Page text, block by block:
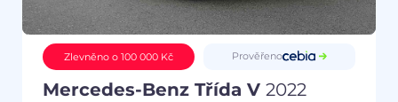
Zlevněno o 100 000 Kč Prověřeno
Mercedes-Benz Třída V 2022